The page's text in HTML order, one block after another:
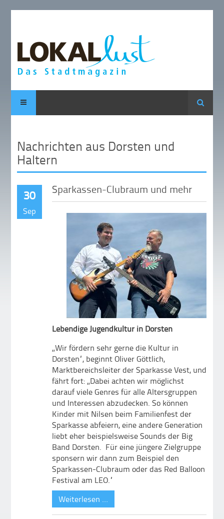
Suche
Nachrichten aus Dorsten und
Haltern
30
Sep
Sparkassen-Clubraum und mehr
Lebendige Jugendkultur in Dorsten
„Wir fördern sehr gerne die Kultur in
Dorsten“, beginnt Oliver Göttlich,
Marktbereichsleiter der Sparkasse Vest, und
fährt fort: „Dabei achten wir möglichst
darauf viele Genres für alle Altersgruppen
und Interessen abzudecken. So können
Kinder mit Nilsen beim Familienfest der
Sparkasse abfeiern, eine andere Generation
liebt eher beispielsweise Sounds der Big
Band Dorsten. Für eine jüngere Zielgruppe
sponsern wir dann zum Beispiel den
Sparkassen-Clubraum oder das Red Balloon
Festival am LEO.“
Weiterlesen …